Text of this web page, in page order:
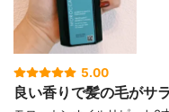
5.00
良い香りで髪の毛がサ